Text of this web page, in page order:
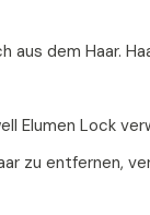
aus dem Haar.
Elumen Lock
zu entfernen,